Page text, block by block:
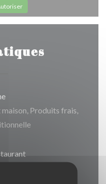
maison, Produits frais,